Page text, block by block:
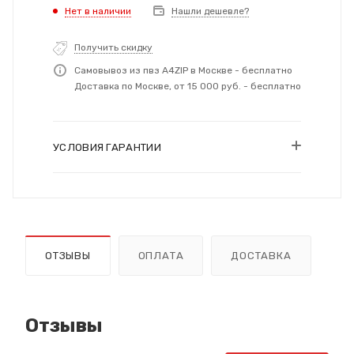
Нет в наличии Нашли дешевле?
Получить скидку
Самовывоз из пвз A4ZIP в Москве - бесплатно
Доставка по Москве, от 15 000 руб. - бесплатно
УСЛОВИЯ ГАРАНТИИ
ОТЗЫВЫ ОПЛАТА ДОСТАВКА
Отзывы